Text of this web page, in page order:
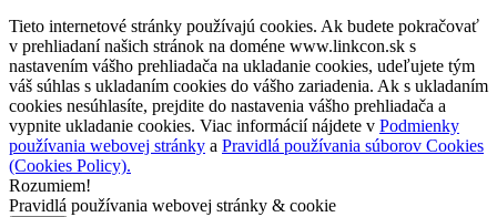
Tieto internetové stránky používajú cookies. Ak budete pokračovať
v prehliadaní našich stránok na doméne www.linkcon.sk s
nastavením vášho prehliadača na ukladanie cookies, udeľujete tým
váš súhlas s ukladaním cookies do vášho zariadenia. Ak s ukladaním
cookies nesúhlasíte, prejdite do nastavenia vášho prehliadača a
vypnite ukladanie cookies. Viac informácií nájdete v Podmienky
používania webovej stránky a Pravidlá používania súborov Cookies
(Cookies Policy).
Rozumiem!
Pravidlá používania webovej stránky & cookie